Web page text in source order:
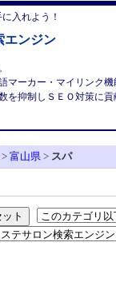
入れよう！
エンジン
マーカー・マイリンク
を抑制しＳＥＯ対策に
> 富山県 > スパ